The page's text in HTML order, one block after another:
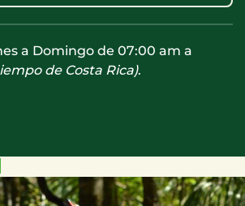
a Domingo de 07:00 am a
de Costa Rica).